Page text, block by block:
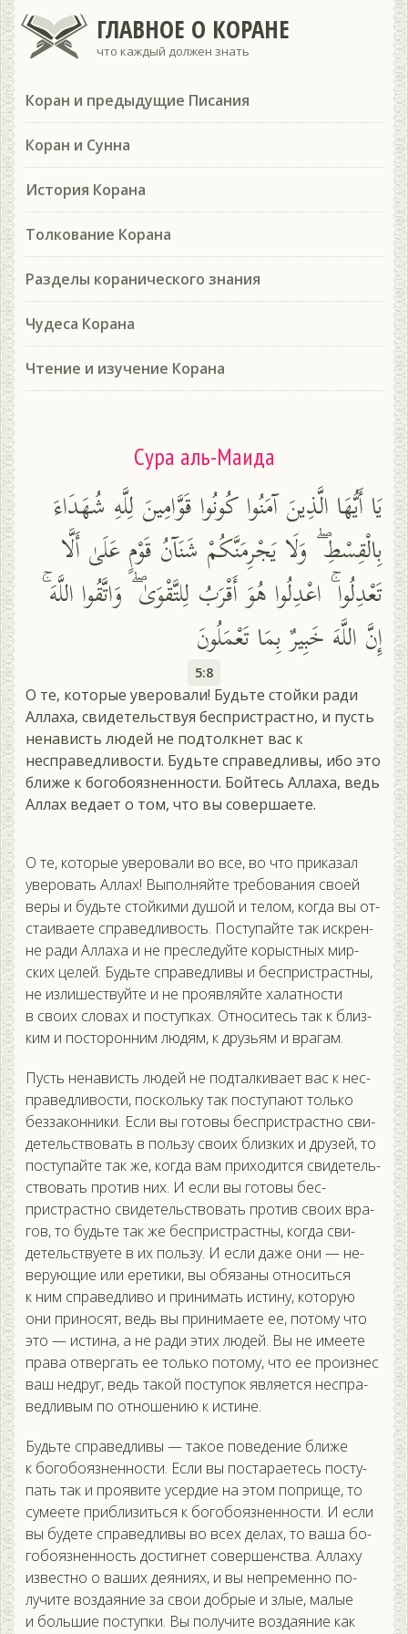
ГЛАВНОЕ О КОРАНЕ
что каждый должен знать
Коран и предыдущие Писания
Коран и Сунна
История Корана
Толкование Корана
Разделы коранического знания
Чудеса Корана
Чтение и изучение Корана
Сура аль-Маида
يَا أَيُّهَا الَّذِينَ آمَنُوا كُونُوا قَوَّامِينَ لِلَّهِ شُهَدَاءَ
بِالْقِسْطِ ۖ وَلَا يَجْرِمَنَّكُمْ شَنَآنُ قَوْمٍ عَلَىٰ أَلَّا
تَعْدِلُوا ۚ اعْدِلُوا هُوَ أَقْرَبُ لِلتَّقْوَىٰ ۖ وَاتَّقُوا اللَّهَ ۚ
إِنَّ اللَّهَ خَبِيرٌ بِمَا تَعْمَلُونَ
5:8
О те, которые уверовали! Будьте стойки ради
Аллаха, свидетельствуя беспристрастно, и пусть
ненависть людей не подтолкнет вас к
несправедливости. Будьте справедливы, ибо это
ближе к богобоязненности. Бойтесь Аллаха, ведь
Аллах ведает о том, что вы совершаете.
О те, ко­торые уве­рова­ли во все, во что при­казал
уве­ровать Ал­лах! Вы­пол­няй­те тре­бова­ния сво­ей
ве­ры и будь­те стой­ки­ми ду­шой и те­лом, ког­да вы от­
ста­ива­ете спра­вед­ли­вость. Пос­ту­пай­те так ис­крен­
не ра­ди Ал­ла­ха и не прес­ле­дуй­те ко­рыс­тных мир­
ских це­лей. Будь­те спра­вед­ли­вы и бес­пристрас­тны,
не из­ли­шес­твуй­те и не про­яв­ляй­те ха­лат­ности
в сво­их сло­вах и пос­тупках. От­но­ситесь так к близ­
ким и пос­то­рон­ним лю­дям, к друзь­ям и вра­гам.
Пусть не­нависть лю­дей не под­талки­ва­ет вас к нес­
пра­вед­ли­вос­ти, пос­коль­ку так пос­ту­па­ют толь­ко
без­за­кон­ни­ки. Ес­ли вы го­товы бес­пристрас­тно сви­
детель­ство­вать в поль­зу сво­их близ­ких и дру­зей, то
пос­ту­пай­те так же, ког­да вам при­ходит­ся сви­детель­
ство­вать про­тив них. И ес­ли вы го­товы бес­
пристрас­тно сви­детель­ство­вать про­тив сво­их вра­
гов, то будь­те так же бес­пристрас­тны, ког­да сви­
детель­ству­ете в их поль­зу. И ес­ли да­же они — не­
веру­ющие или ере­тики, вы обя­заны от­но­сить­ся
к ним спра­вед­ли­во и при­нимать ис­ти­ну, ко­торую
они при­носят, ведь вы при­нима­ете ее, по­тому что
это — ис­ти­на, а не ра­ди этих лю­дей. Вы не име­ете
пра­ва от­вергать ее толь­ко по­тому, что ее про­из­нес
ваш нед­руг, ведь та­кой пос­ту­пок яв­ля­ет­ся нес­пра­
вед­ли­вым по от­но­шению к ис­ти­не.
Будь­те спра­вед­ли­вы — та­кое по­веде­ние бли­же
к бо­гобо­яз­неннос­ти. Ес­ли вы пос­та­ра­етесь пос­ту­
пать так и про­яви­те усер­дие на этом поп­ри­ще, то
су­ме­ете приб­ли­зить­ся к бо­гобо­яз­неннос­ти. И ес­ли
вы бу­дете спра­вед­ли­вы во всех де­лах, то ва­ша бо­
гобо­яз­ненность дос­тигнет со­вер­шенс­тва. Ал­ла­ху
из­вес­тно о ва­ших де­яни­ях, и вы неп­ре­мен­но по­
лучи­те воз­да­яние за свои доб­рые и злые, ма­лые
и боль­шие пос­тупки. Вы по­лучи­те воз­да­яние как